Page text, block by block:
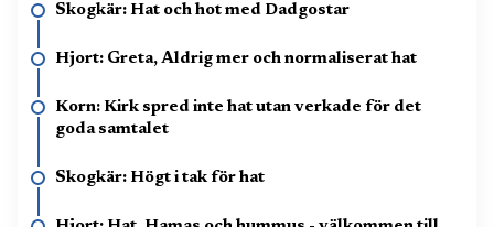
Skogkär: Hat och hot med Dadgostar
Hjort: Greta, Aldrig mer och normaliserat hat
Korn: Kirk spred inte hat utan verkade för det
goda samtalet
Skogkär: Högt i tak för hat